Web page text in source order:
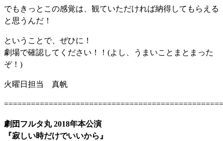
でもきっとこの感覚は、観ていただければ納得してもらえる
と思うんだ！
ということで、ぜひに！
劇場で確認してください！！(よし、うまいことまとまった
ぞ！)
火曜日担当 真帆
劇団フルタ丸 2018年本公演
『寂しい時だけでいいから』